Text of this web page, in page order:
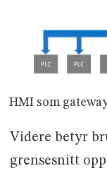
HMI som
Videre betyr
grensesnitt